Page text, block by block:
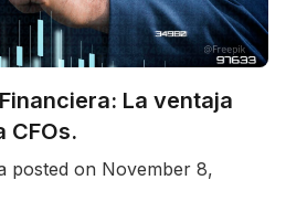
La ventaja
CFOs.
posted on November 8,